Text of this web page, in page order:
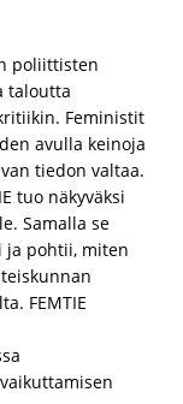
poliittisten
taloutta
Feministit
avulla keinoja
tiedon valtaa.
tuo näkyväksi
Samalla se
ja pohtii, miten
FEMTIE